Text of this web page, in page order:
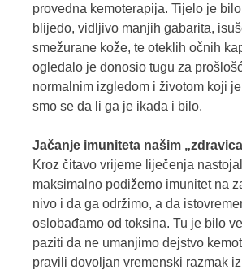
provedna kemoterapija. Tijelo je
blijedo, vidljivo manjih gabarita,
smežurane kože, te oteklih očnih
ogledalo je donosio tugu za
normalnim izgledom i životom koji
smo se da li ga je ikada i bilo.
Jačanje imuniteta našim
Kroz čitavo vrijeme liječenja
maksimalno podižemo imunitet na
nivo i da ga održimo, a da
oslobađamo od toksina. Tu je bilo
paziti da ne umanjimo dejstvo
pravili dovoljan vremenski razmak